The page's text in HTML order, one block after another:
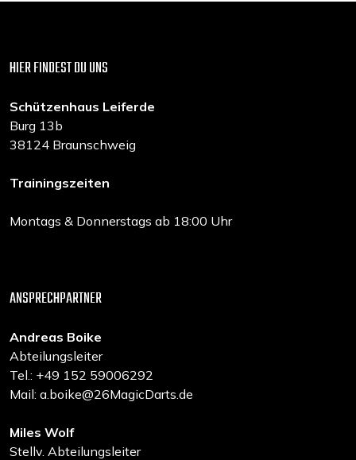
HIER FINDEST DU UNS
Schützenhaus Leiferde
Burg 13b
38124 Braunschweig
Trainingszeiten
Montags & Donnerstags ab 18:00 Uhr
ANSPRECHPARTNER
Andreas Boike
Abteilungsleiter
Tel.: +49 152 59006292
Mail: a.boike@26MagicDarts.de
Miles Wolf
Stellv. Abteilungsleiter